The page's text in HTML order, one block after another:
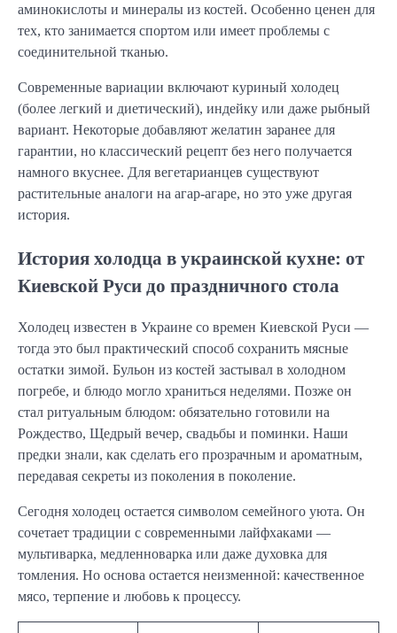
аминокислоты и минералы из костей. Особенно ценен для
тех, кто занимается спортом или имеет проблемы с
соединительной тканью.
Современные вариации включают куриный холодец
(более легкий и диетический), индейку или даже рыбный
вариант. Некоторые добавляют желатин заранее для
гарантии, но классический рецепт без него получается
намного вкуснее. Для вегетарианцев существуют
растительные аналоги на агар-агаре, но это уже другая
история.
История холодца в украинской кухне: от
Киевской Руси до праздничного стола
Холодец известен в Украине со времен Киевской Руси —
тогда это был практический способ сохранить мясные
остатки зимой. Бульон из костей застывал в холодном
погребе, и блюдо могло храниться неделями. Позже он
стал ритуальным блюдом: обязательно готовили на
Рождество, Щедрый вечер, свадьбы и поминки. Наши
предки знали, как сделать его прозрачным и ароматным,
передавая секреты из поколения в поколение.
Сегодня холодец остается символом семейного уюта. Он
сочетает традиции с современными лайфхаками —
мультиварка, медленноварка или даже духовка для
томления. Но основа остается неизменной: качественное
мясо, терпение и любовь к процессу.